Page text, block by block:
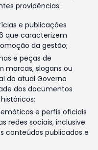
providências:
e publicações
que caracterizem
da gestão;
e peças de
slogans ou
do atual Governo
dos documentos
e perfis oficiais
redes sociais, inclusive
conteúdos publicados e